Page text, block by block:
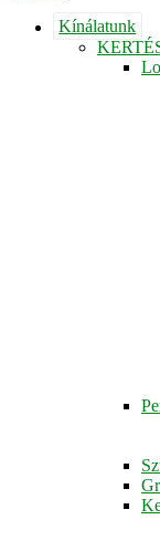
Kínálatunk